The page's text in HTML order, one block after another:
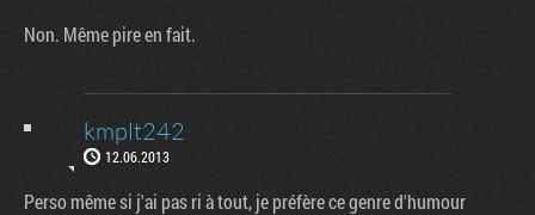
Non. Même pire en fait.
kmplt242
12.06.2013
Perso même si j'ai pas ri à tout, je préfère ce genre d'humour